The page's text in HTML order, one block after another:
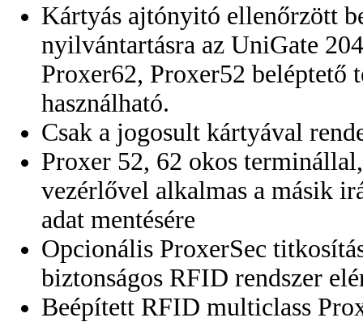
Kártyás ajtónyitó ellenőrzött
nyilvántartásra az UniGate
Proxer62, Proxer52 beléptető
használható.
Csak a jogosult kártyával
Proxer 52, 62 okos
vezérlővel alkalmas a másik
adat mentésére
Opcionális ProxerSec
biztonságos RFID rendszer
Beépített RFID multiclass